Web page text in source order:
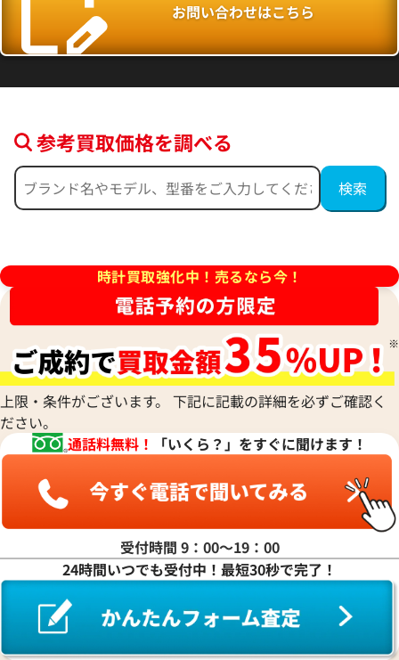
ィノ IW391031
日時点の参考買取価格です
IWC ポートフィノ IW391009
※2026年4月9日時点の参考買
イマー IW358002
格
日時点の参考買取価格です
IWC アクアタイマー
参考買取価格
450,000 円
※2024年1月9日時点の参考買
お問い合わせはこちら
参考買取価格を調べる
時計買取強化中！売るなら今！
上限・条件がございます。 下記に記載の詳細を必ずご確認く
ださい。
通話料無料！
「いくら？」をすぐに聞けます！
受付時間 9：00〜19：00
24時間いつでも受付中！最短30秒で完了！